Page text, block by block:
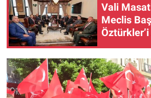
Vali
Meclis
Öztürkler’i